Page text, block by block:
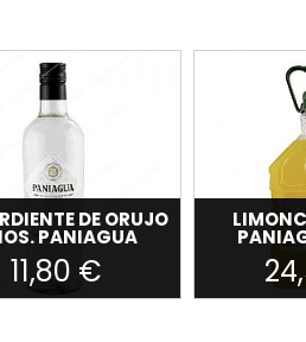
DE ORUJO
PANIAGUA
11,80 €